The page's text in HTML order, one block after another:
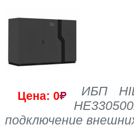
Цена: 0
ИБП
подключение